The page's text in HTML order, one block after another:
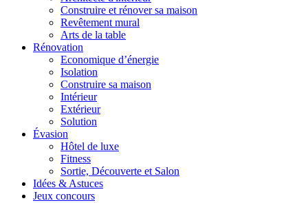
Construire et rénover sa maison
Revêtement mural
Arts de la table
Rénovation
Economique d’énergie
Isolation
Construire sa maison
Intérieur
Extérieur
Solution
Évasion
Hôtel de luxe
Fitness
Sortie, Découverte et Salon
Idées & Astuces
Jeux concours